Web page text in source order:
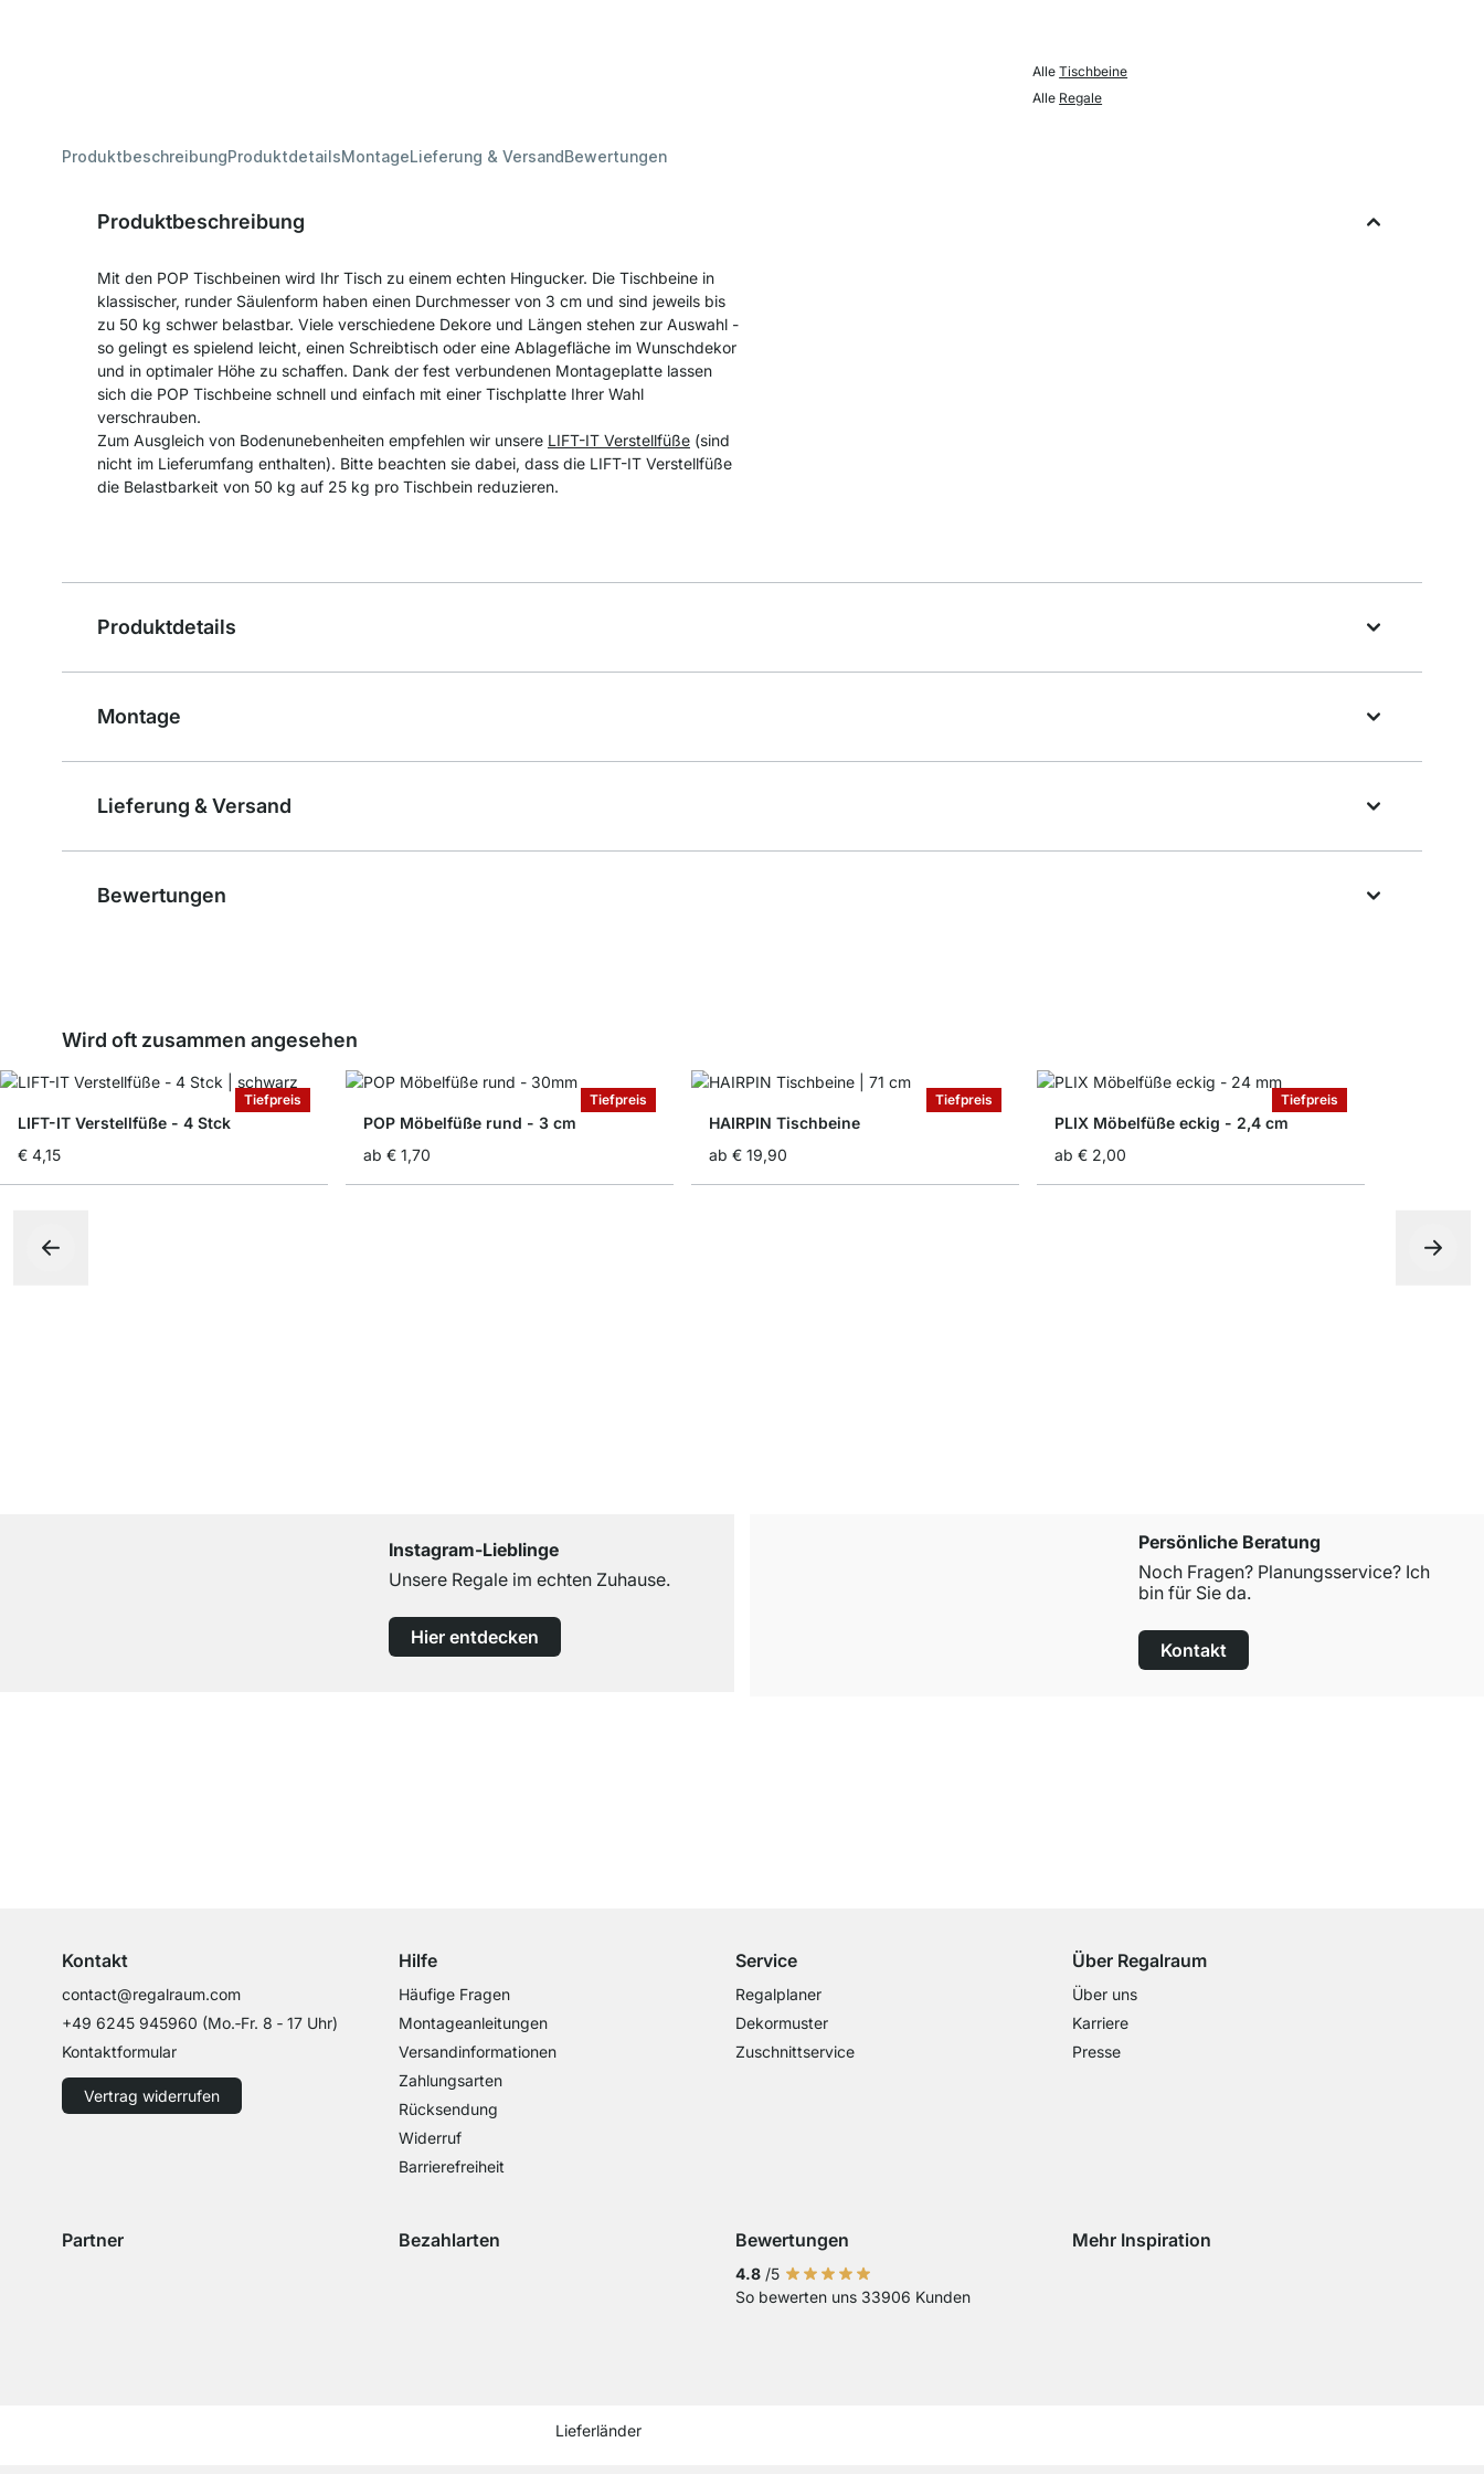
AlleTischbeine
Alle Regale
ProduktbeschreibungProduktdetailsMontageLieferung & VersandBewertungen
Produktbeschreibung
Mit den POP Tischbeinen wird Ihr Tisch zu einem echten Hingucker. Die Tischbeine in
klassischer, runder Säulenform haben einen Durchmesser von 3 cm und sind jeweils bis
zu 50 kg schwer belastbar. Viele verschiedene Dekore und Längen stehen zur Auswahl -
so gelingt es spielend leicht, einen Schreibtisch oder eine Ablagefläche im Wunschdekor
und in optimaler Höhe zu schaffen. Dank der fest verbundenen Montageplatte lassen
sich die POP Tischbeine schnell und einfach mit einer Tischplatte Ihrer Wahl
verschrauben.
Zum Ausgleich von Bodenunebenheiten empfehlen wir unsere LIFT-IT Verstellfüße (sind
nicht im Lieferumfang enthalten). Bitte beachten sie dabei, dass die LIFT-IT Verstellfüße
die Belastbarkeit von 50 kg auf 25 kg pro Tischbein reduzieren.
Produktdetails
Montage
Lieferung & Versand
Bewertungen
Wird oft zusammen angesehen
Tiefpreis
LIFT-IT Verstellfüße - 4 Stck
€ 4,15
Tiefpreis
POP Möbelfüße rund - 3 cm
ab € 1,70
Tiefpreis
HAIRPIN Tischbeine
ab € 19,90
Tiefpreis
PLIX Möbelfüße eckig - 2,4 cm
ab € 2,00
Instagram-Lieblinge
Unsere Regale im echten Zuhause.
Hier entdecken
Persönliche Beratung
Noch Fragen? Planungsservice? Ich
bin für Sie da.
Kontakt
Kontakt
contact@regalraum.com
+49 6245 945960 (Mo.‑Fr. 8 ‑ 17 Uhr)
Kontaktformular
Vertrag widerrufen
Hilfe
Häufige Fragen
Montageanleitungen
Versandinformationen
Zahlungsarten
Rücksendung
Widerruf
Barrierefreiheit
Service
Regalplaner
Dekormuster
Zuschnittservice
Über Regalraum
Über uns
Karriere
Presse
Partner Bezahlarten
Zahlung mit Sofort Kasse
Bewertungen
4.8 /5
So bewerten uns 33906 Kunden
Mehr Inspiration
Lieferländer